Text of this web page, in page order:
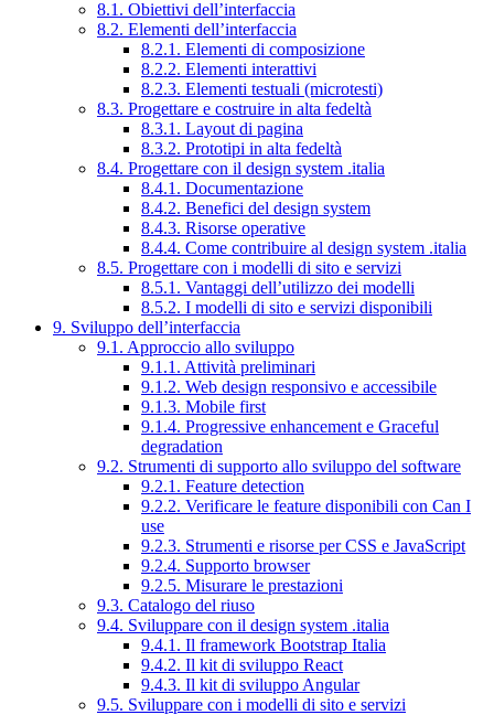
8.1. Obiettivi dell’interfaccia
8.2. Elementi dell’interfaccia
8.2.1. Elementi di composizione
8.2.2. Elementi interattivi
8.2.3. Elementi testuali (microtesti)
8.3. Progettare e costruire in alta fedeltà
8.3.1. Layout di pagina
8.3.2. Prototipi in alta fedeltà
8.4. Progettare con il design system .italia
8.4.1. Documentazione
8.4.2. Benefici del design system
8.4.3. Risorse operative
8.4.4. Come contribuire al design system .italia
8.5. Progettare con i modelli di sito e servizi
8.5.1. Vantaggi dell’utilizzo dei modelli
8.5.2. I modelli di sito e servizi disponibili
9. Sviluppo dell’interfaccia
9.1. Approccio allo sviluppo
9.1.1. Attività preliminari
9.1.2. Web design responsivo e accessibile
9.1.3. Mobile first
9.1.4. Progressive enhancement e Graceful
degradation
9.2. Strumenti di supporto allo sviluppo del software
9.2.1. Feature detection
9.2.2. Verificare le feature disponibili con Can I
use
9.2.3. Strumenti e risorse per CSS e JavaScript
9.2.4. Supporto browser
9.2.5. Misurare le prestazioni
9.3. Catalogo del riuso
9.4. Sviluppare con il design system .italia
9.4.1. Il framework Bootstrap Italia
9.4.2. Il kit di sviluppo React
9.4.3. Il kit di sviluppo Angular
9.5. Sviluppare con i modelli di sito e servizi